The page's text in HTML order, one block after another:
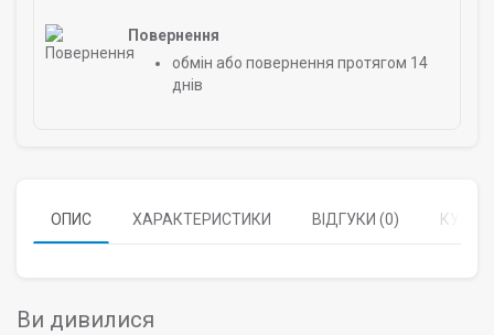
Повернення
обмін або повернення протягом 14
днів
ОПИС ХАРАКТЕРИСТИКИ ВІДГУКИ (0)
Ви дивилися